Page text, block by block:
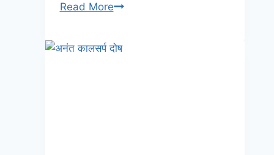
Read More